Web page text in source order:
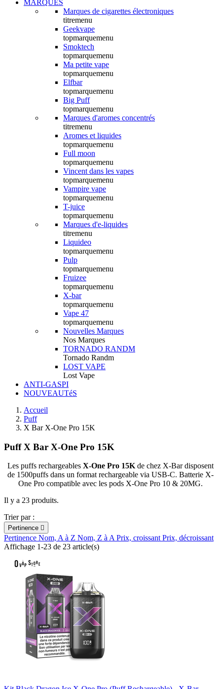
MARQUES
Marques de cigarettes électroniques
titremenu
Geekvape
topmarquemenu
Smoktech
topmarquemenu
Ma petite vape
topmarquemenu
Elfbar
topmarquemenu
Big Puff
topmarquemenu
Marques d'aromes concentrés
titremenu
Aromes et liquides
topmarquemenu
Full moon
topmarquemenu
Vincent dans les vapes
topmarquemenu
Vampire vape
topmarquemenu
T-juice
topmarquemenu
Marques d'e-liquides
titremenu
Liquideo
topmarquemenu
Pulp
topmarquemenu
Fruizee
topmarquemenu
X-bar
topmarquemenu
Vape 47
topmarquemenu
Nouvelles Marques
Nos Marques
TORNADO RANDM
Tornado Randm
LOST VAPE
Lost Vape
ANTI-GASPI
NOUVEAUTéS
Accueil
Puff
X Bar X-One Pro 15K
Puff X Bar X-One Pro 15K
Les puffs rechargeables X-One Pro 15Kde chez X-Bar disposent
de 1500puffs dans un format rechargeable via USB-C. Batterie X-
One Pro compatible avec les pods X-One Pro 10 & 20MG.
Il y a 23 produits.
Trier par :
Pertinence 
Pertinence Nom, A à Z Nom, Z à APrix, croissantPrix, décroissant
Affichage 1-23 de 23 article(s)